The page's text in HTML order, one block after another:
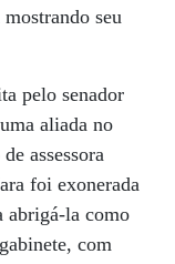
seu
pelo senador
aliada no
assessora
foi exonerada
abrigá-la como
com